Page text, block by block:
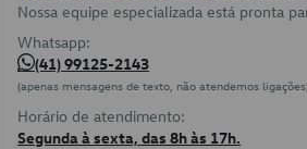
Nossa equipe especializada está pronta
Whatsapp:
(41) 99125-2143
(apenas mensagens de texto, não atendemos
Horário de atendimento:
Segunda à sexta, das 8h às 17h.